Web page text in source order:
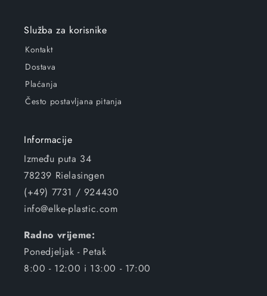
Služba za korisnike
Kontakt
Dostava
Plaćanja
Često postavljana pitanja
Informacije
Između puta 34
78239 Rielasingen
(+49) 7731 / 924430
info@elke-plastic.com
Radno vrijeme:
Ponedjeljak - Petak
8:00 - 12:00 i 13:00 - 17:00